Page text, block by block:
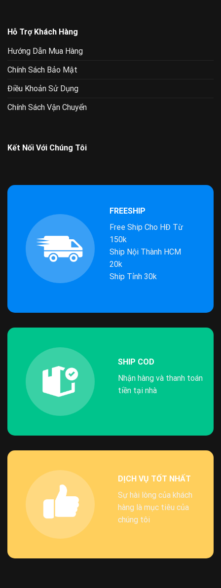
Hỗ Trợ Khách Hàng
Hướng Dẫn Mua Hàng
Chính Sách Bảo Mật
Điều Khoản Sử Dụng
Chính Sách Vận Chuyển
Kết Nối Với Chúng Tôi
FREESHIP
Free Ship Cho HĐ Từ
150k
Ship Nội Thành HCM
20k
Ship Tỉnh 30k
SHIP COD
Nhận hàng và thanh toán
tiền tại nhà
DỊCH VỤ TỐT NHẤT
Sự hài lòng của khách
hàng là mục tiêu của
chúng tôi